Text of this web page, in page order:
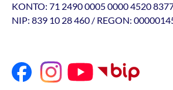
KONTO: 71 2490 0005 0000 4520
NIP: 839 10 28 460 / REGON: